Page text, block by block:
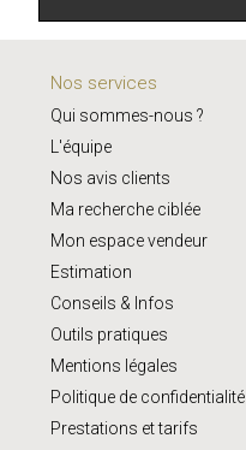
Nos services
Qui sommes-nous ?
L'équipe
Nos avis clients
Ma recherche ciblée
Mon espace vendeur
Estimation
Conseils & Infos
Outils pratiques
Mentions légales
Politique de confidentialité
Prestations et tarifs